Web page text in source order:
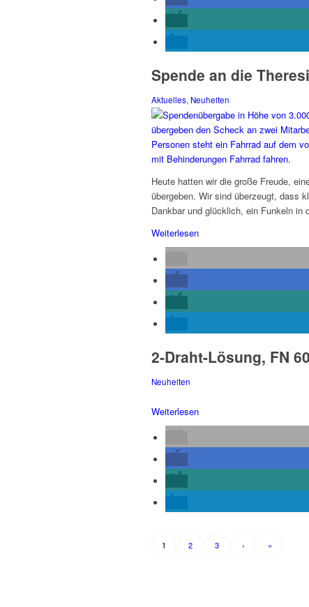
Spende an die
Aktuelles, Neuheiten
Heute hatten wir die große Freude,
übergeben. Wir sind überzeugt, dass
Dankbar und glücklich, ein Funkeln in
Weiterlesen
2-Draht-Lösung, FN
Neuheiten
Weiterlesen
1 2 3 › »